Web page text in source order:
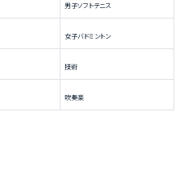
男子ソフトテニス
女子バドミントン
技術
吹奏楽